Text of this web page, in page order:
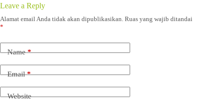
Leave a Reply
Alamat email Anda tidak akan dipublikasikan. Ruas yang wajib ditandai
*
Name*
Email*
Website